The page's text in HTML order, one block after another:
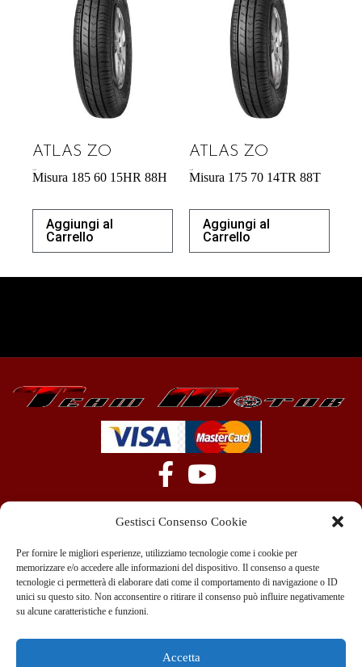
Gestisci Consenso Cookie
Per fornire le migliori esperienze, utilizziamo tecnologie come i cookie per
memorizzare e/o accedere alle informazioni del dispositivo. Il consenso a queste
tecnologie ci permetterà di elaborare dati come il comportamento di navigazione o ID
unici su questo sito. Non acconsentire o ritirare il consenso può influire negativamente
su alcune caratteristiche e funzioni.
Accetta
ATLAS ZO
Misura 185 60 15HR 88H
Aggiungi al
Carrello
ATLAS ZO
Misura 175 70 14TR 88T
Aggiungi al
Carrello
+39 351 970 89 33
info@teammotor.it